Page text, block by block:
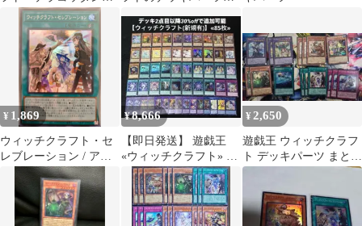
セレブレーション ス
ーパー 2枚セット
¥ 1,869
ウィッチクラフト・セ
レブレーション / アジ
ア版 / SE /
REVOLUTION
BOOSTER －トゥー
ン・ウィッチクラフ
¥8,666
【即日発送】 遊戯王
«ウィッチクラフト» 構
築済みデッキ 85枚 日版
¥ 2,650
遊戯王 ウィッチクラフ
ト デッキパーツ まとめ
売り